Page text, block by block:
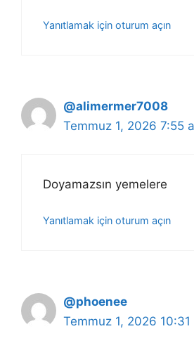
Yanıtlamak için oturum açın
@alimermer7008
Temmuz 1, 2026 7:55
Doyamazsın yemelere
Yanıtlamak için oturum açın
@phoenee
Temmuz 1, 2026 10:31